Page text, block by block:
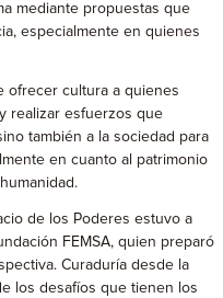
mediante propuestas que
especialmente en quienes
ofrecer cultura a quienes
realizar esfuerzos que
también a la sociedad para
en cuanto al patrimonio
de los Poderes estuvo a
FEMSA, quien preparó
Curaduría desde la
los desafíos que tienen los